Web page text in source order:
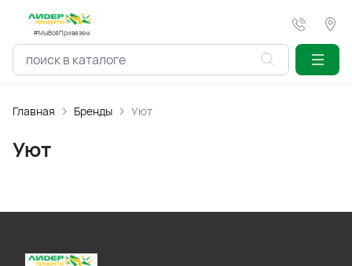
#МыВсёПривезем
Главная Бренды Уют
Уют